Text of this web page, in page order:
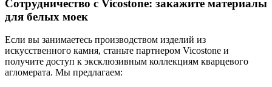
Сотрудничество с Vicostone: закажите материалы
для белых моек
Если вы занимаетесь производством изделий из
искусственного камня, станьте партнером Vicostone и
получите доступ к эксклюзивным коллекциям кварцевого
агломерата. Мы предлагаем: